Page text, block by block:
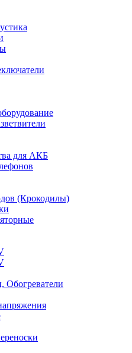
для АКБ
(Крокодилы)
Обогреватели